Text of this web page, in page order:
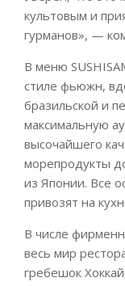
культовым и
гурманов», —
В меню
стиле фьюжн,
бразильской и
максимальную
высочайшего
морепродукты
из Японии. Все
привозят на
В числе
весь мир
гребешок